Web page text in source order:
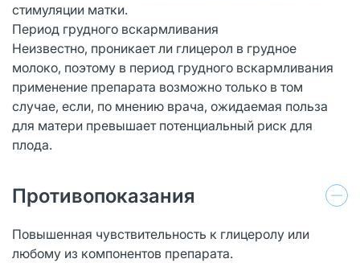
стимуляции матки.
Период грудного вскармливания
Неизвестно, проникает ли глицерол в грудное
молоко, поэтому в период грудного вскармливания
применение препарата возможно только в том
случае, если, по мнению врача, ожидаемая польза
для матери превышает потенциальный риск для
плода.
Противопоказания
Повышенная чувствительность к глицеролу или
любому из компонентов препарата.